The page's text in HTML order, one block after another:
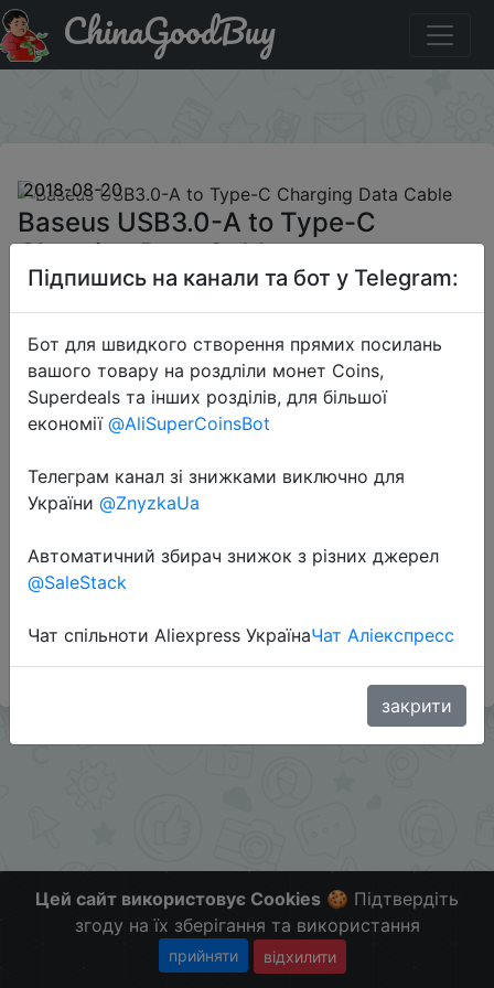
Придбати по знижці Baseus USB3.0-A to Type-C
Charging Data Cable
ChinaGoodBuy
2018-08-20
Baseus USB3.0-A to Type-C
Charging Data Cable
$3.99
Email Only Price
Больше скидок в телеграмм t.me/ChinaGoodBuy
Цей сайт використовує Cookies 🍪 Підтвердіть
згоду на їх зберігання та використання
прийняти відхилити
Підпишись на канали та бот у Telegram:
Бот для швидкого створення прямих посилань
вашого товару на роздліли монет Coins,
Superdeals та інших розділів, для більшої
економії @AliSuperCoinsBot
Телеграм канал зі знижками виключно для
України @ZnyzkaUa
Автоматичний збирач знижок з різних джерел
@SaleStack
Чат спільноти Aliexpress УкраїнаЧат Аліекспресс
закрити